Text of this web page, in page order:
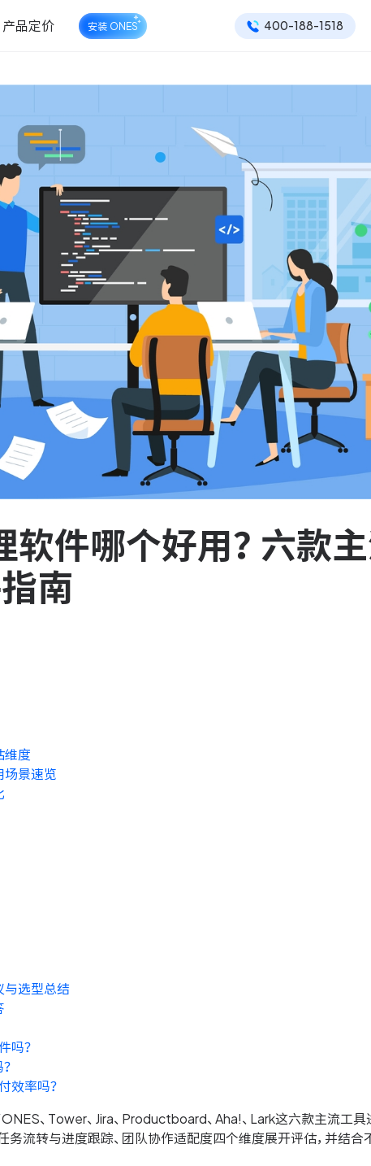
ONES Desk
企业知
的价值
反馈
ONES 资讯
产品定价 安装 ONES 400-188-1518
件哪个好用？六款
南
维度
场景速览
与选型总结
吗？
效率吗？
、Tower、Jira、Productboard、Aha!、Lark这六款主流工
务流转与进度跟踪、团队协作适配度四个维度展开评估，并结